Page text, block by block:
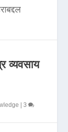
व्यवसाय
|3